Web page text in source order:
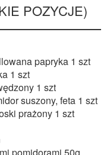
POZYCJE)
papryka 1 szt
1 szt
1 szt
suszony, feta 1 szt
prażony 1 szt